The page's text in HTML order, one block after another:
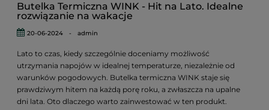
Butelka Termiczna WINK - Hit na Lato. Idealne
rozwiązanie na wakacje
20-06-2024 - admin
Lato to czas, kiedy szczególnie doceniamy możliwość
utrzymania napojów w idealnej temperaturze, niezależnie od
warunków pogodowych. Butelka termiczna WINK staje się
prawdziwym hitem na każdą porę roku, a zwłaszcza na upalne
dni lata. Oto dlaczego warto zainwestować w ten produkt.